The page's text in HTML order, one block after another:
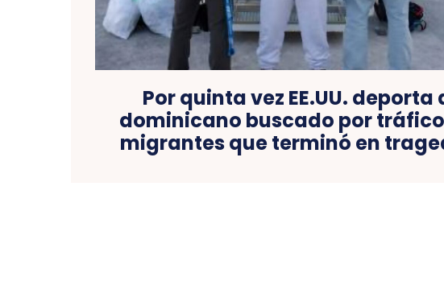
Por quinta vez EE.UU. deporta
dominicano buscado por
migrantes que terminó en